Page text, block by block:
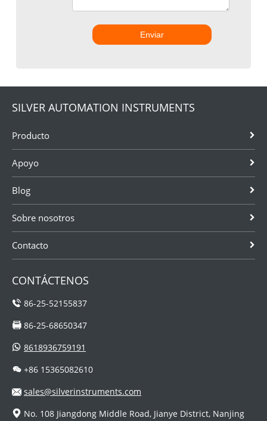
Enviar
SILVER AUTOMATION INSTRUMENTS
Producto
Apoyo
Blog
Sobre nosotros
Contacto
CONTÁCTENOS
86-25-52155837
86-25-68650347
8618936759191
+86 15365082610
sales@silverinstruments.com
No. 108 Jiangdong Middle Road, Jianye District, Nanjing